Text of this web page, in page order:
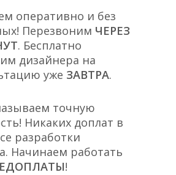
оперативно и без
Перезвоним ЧЕРЕЗ
. Бесплатно
дизайнера на
уже ЗАВТРА.
точную
Никаких доплат в
разработки
Начинаем работать
!